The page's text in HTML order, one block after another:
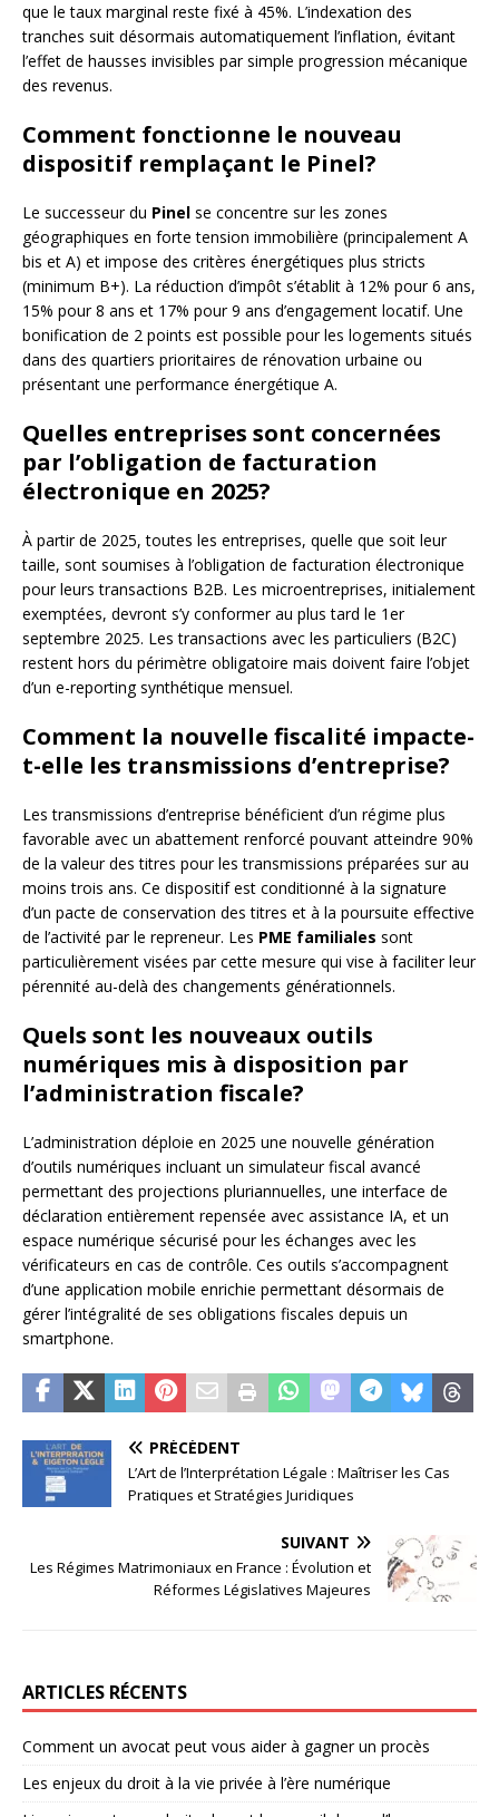
que le taux marginal reste fixé à 45%. L’indexation des
tranches suit désormais automatiquement l’inflation, évitant
l’effet de hausses invisibles par simple progression mécanique
des revenus.
Comment fonctionne le nouveau
dispositif remplaçant le Pinel?
Le successeur du Pinel se concentre sur les zones
géographiques en forte tension immobilière (principalement A
bis et A) et impose des critères énergétiques plus stricts
(minimum B+). La réduction d’impôt s’établit à 12% pour 6 ans,
15% pour 8 ans et 17% pour 9 ans d’engagement locatif. Une
bonification de 2 points est possible pour les logements situés
dans des quartiers prioritaires de rénovation urbaine ou
présentant une performance énergétique A.
Quelles entreprises sont concernées
par l’obligation de facturation
électronique en 2025?
À partir de 2025, toutes les entreprises, quelle que soit leur
taille, sont soumises à l’obligation de facturation électronique
pour leurs transactions B2B. Les microentreprises, initialement
exemptées, devront s’y conformer au plus tard le 1er
septembre 2025. Les transactions avec les particuliers (B2C)
restent hors du périmètre obligatoire mais doivent faire l’objet
d’un e-reporting synthétique mensuel.
Comment la nouvelle fiscalité impacte-
t-elle les transmissions d’entreprise?
Les transmissions d’entreprise bénéficient d’un régime plus
favorable avec un abattement renforcé pouvant atteindre 90%
de la valeur des titres pour les transmissions préparées sur au
moins trois ans. Ce dispositif est conditionné à la signature
d’un pacte de conservation des titres et à la poursuite effective
de l’activité par le repreneur. Les PME familiales sont
particulièrement visées par cette mesure qui vise à faciliter leur
pérennité au-delà des changements générationnels.
Quels sont les nouveaux outils
numériques mis à disposition par
l’administration fiscale?
L’administration déploie en 2025 une nouvelle génération
d’outils numériques incluant un simulateur fiscal avancé
permettant des projections pluriannuelles, une interface de
déclaration entièrement repensée avec assistance IA, et un
espace numérique sécurisé pour les échanges avec les
vérificateurs en cas de contrôle. Ces outils s’accompagnent
d’une application mobile enrichie permettant désormais de
gérer l’intégralité de ses obligations fiscales depuis un
smartphone.
PRÉCÉDENT
L’Art de l’Interprétation Légale : Maîtriser les Cas
Pratiques et Stratégies Juridiques
SUIVANT
Les Régimes Matrimoniaux en France : Évolution et
Réformes Législatives Majeures
ARTICLES RÉCENTS
Comment un avocat peut vous aider à gagner un procès
Les enjeux du droit à la vie privée à l’ère numérique